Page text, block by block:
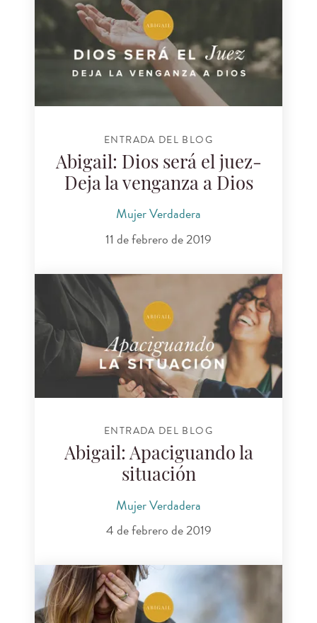
ENTRADA DEL BLOG
Abigail: Dios será el juez-
Deja la venganza a Dios
Mujer Verdadera
11 de febrero de 2019
ENTRADA DEL BLOG
Abigail: Apaciguando la
situación
Mujer Verdadera
4 de febrero de 2019